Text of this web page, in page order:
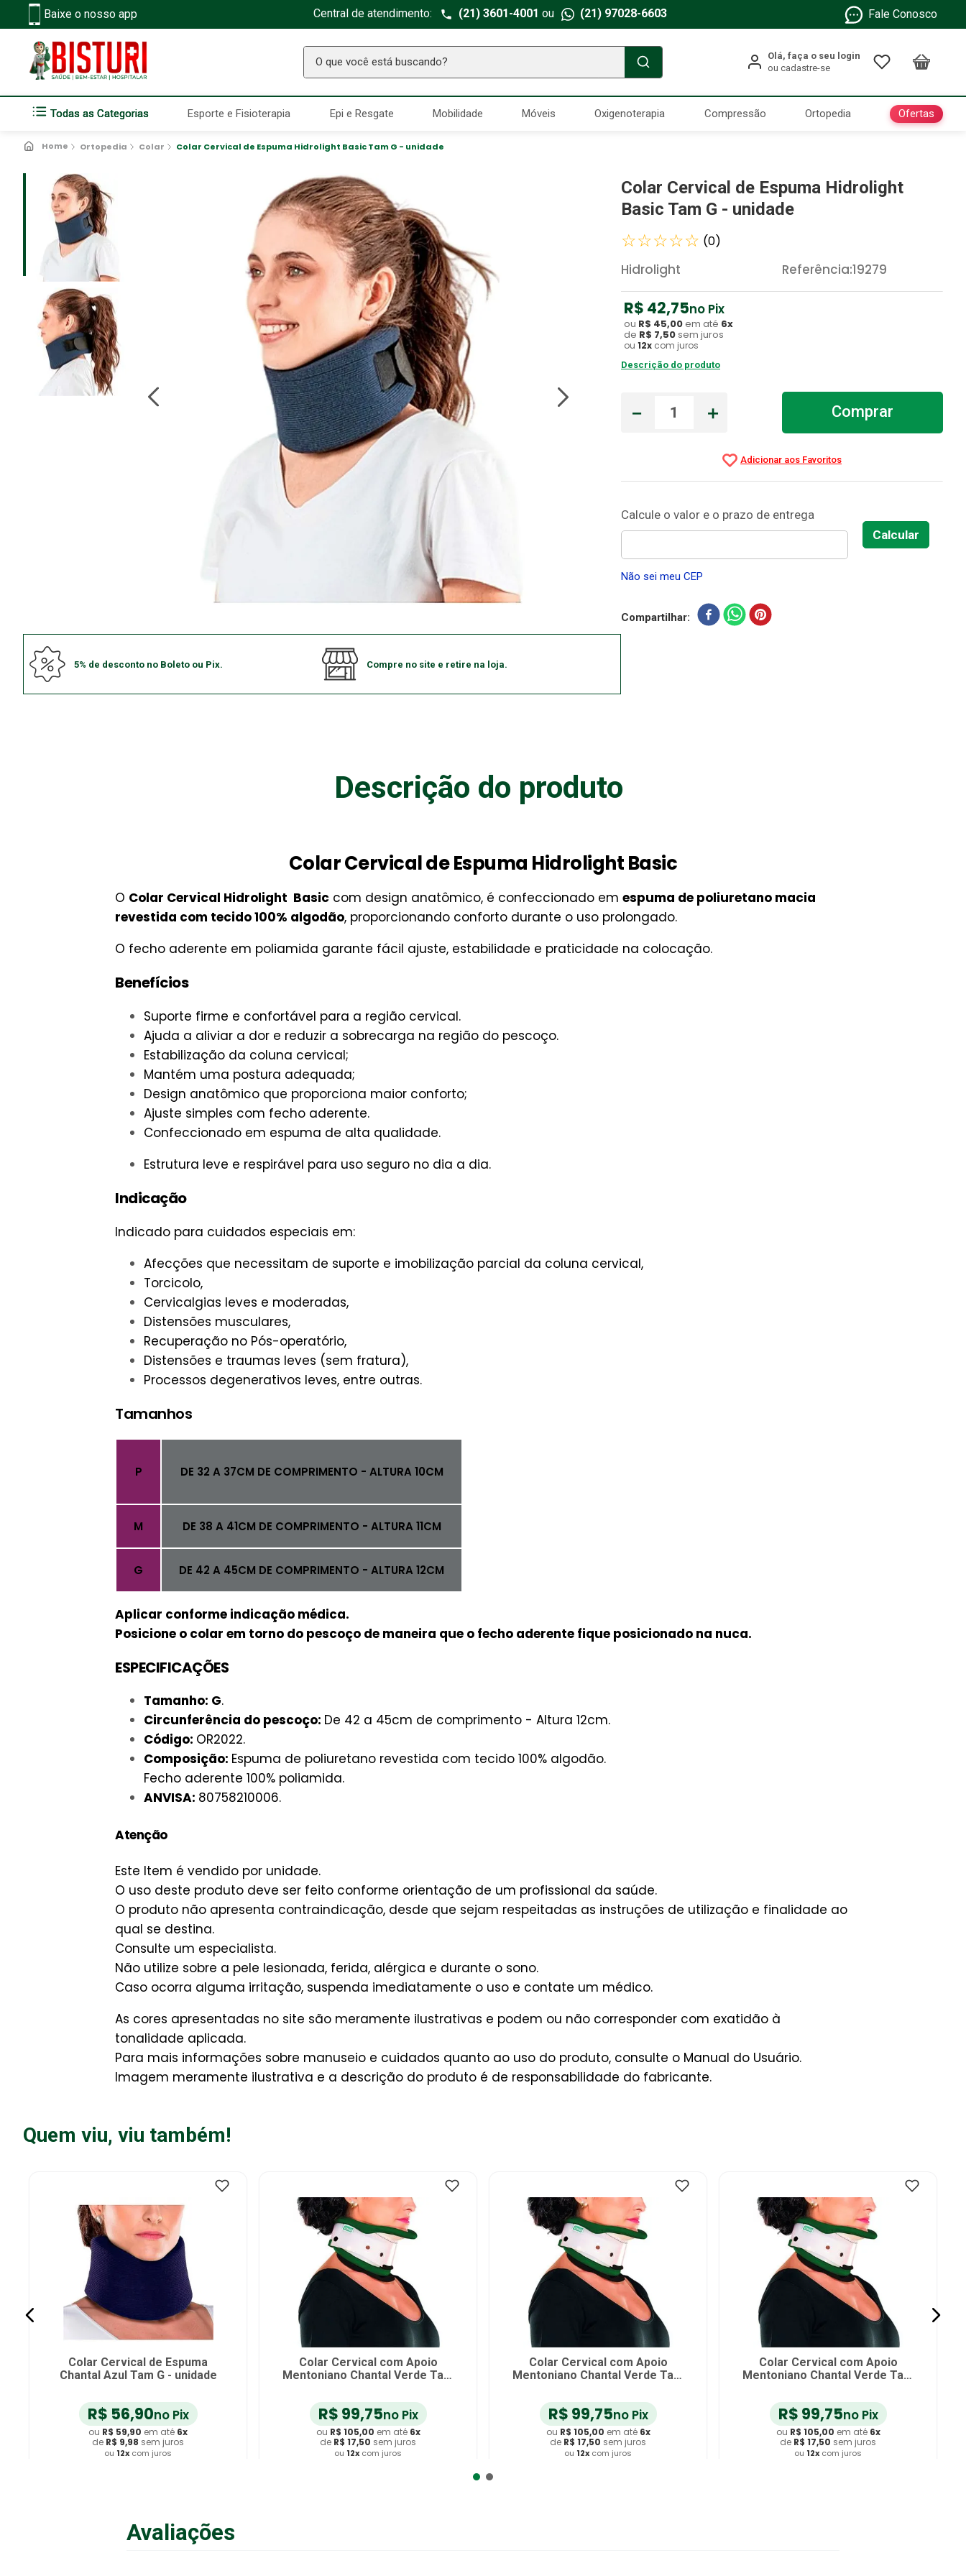
Baixe o nosso app Central de atendimento: (21) 3601-4001 ou (21) 97028-6603 Fale Conosco
O que você está buscando?
Todas as Categorias Esporte e Fisioterapia Epi e Resgate Mobilidade Móveis Oxigenoterapia Compressão Ortopedia Ofertas
Ortopedia Colar Colar Cervical de Espuma Hidrolight Basic Tam G - unidade
5% de desconto no Boleto ou Pix. Compre no site e retire na loja.
Colar Cervical de Espuma Hidrolight
Basic Tam G - unidade
☆☆☆☆☆ (0)
Hidrolight Referência:19279
R$ 42,75no Pix
ou R$ 45,00em até 6x
de R$ 7,50 sem juros
ou 12x com juros
Descrição do produto
＋
－ Comprar
Não sei meu CEP
Compartilhar
Descrição do produto
Colar Cervical de Espuma Hidrolight Basic
O Colar Cervical Hidrolight Basic com design anatômico, é confeccionado em espuma de poliuretano macia
revestida com tecido 100% algodão, proporcionando conforto durante o uso prolongado.
O fecho aderente em poliamida garante fácil ajuste, estabilidade e praticidade na colocação.
Benefícios
Suporte firme e confortável para a região cervical.
Ajuda a aliviar a dor e reduzir a sobrecarga na região do pescoço.
Estabilização da coluna cervical;
Mantém uma postura adequada;
Design anatômico que proporciona maior conforto;
Ajuste simples com fecho aderente.
Confeccionado em espuma de alta qualidade.
Estrutura leve e respirável para uso seguro no dia a dia.
Indicação
Indicado para cuidados especiais em:
Afecções que necessitam de suporte e imobilização parcial da coluna cervical,
Torcicolo,
Cervicalgias leves e moderadas,
Distensões musculares,
Recuperação no Pós-operatório,
Distensões e traumas leves (sem fratura),
Processos degenerativos leves, entre outras.
Tamanhos
P DE 32 A 37CM DE COMPRIMENTO - ALTURA 10CM
M DE 38 A 41CM DE COMPRIMENTO - ALTURA 11CM
G DE 42 A 45CM DE COMPRIMENTO - ALTURA 12CM
Aplicar conforme indicação médica.
Posicione o colar em torno do pescoço de maneira que o fecho aderente fique posicionado na nuca.
ESPECIFICAÇÕES
Tamanho: G.
Circunferência do pescoço: De 42 a 45cm de comprimento - Altura 12cm.
Código: OR2022.
Composição: Espuma de poliuretano revestida com tecido 100% algodão.
Fecho aderente 100% poliamida.
ANVISA: 80758210006.
Atenção
Este Item é vendido por unidade.
O uso deste produto deve ser feito conforme orientação de um profissional da saúde.
O produto não apresenta contraindicação, desde que sejam respeitadas as instruções de utilização e finalidade ao
qual se destina.
Consulte um especialista.
Não utilize sobre a pele lesionada, ferida, alérgica e durante o sono.
Caso ocorra alguma irritação, suspenda imediatamente o uso e contate um médico.
As cores apresentadas no site são meramente ilustrativas e podem ou não corresponder com exatidão à
tonalidade aplicada.
Para mais informações sobre manuseio e cuidados quanto ao uso do produto, consulte o Manual do Usuário.
Imagem meramente ilustrativa e a descrição do produto é de responsabilidade do fabricante.
Quem viu, viu também!
Colar Cervical de Espuma
Chantal Azul Tam G - unidade
R$ 56,90no Pix
ou R$ 59,90 em até 6x
de R$ 9,98 sem juros
ou 12x com juros
Colar Cervical com Apoio
Mentoniano Chantal Verde Tam
R$ 99,75no Pix
ou R$ 105,00 em até 6x
de R$ 17,50 sem juros
ou 12x com juros
Colar Cervical com Apoio
Mentoniano Chantal Verde Tam
R$ 99,75no Pix
ou R$ 105,00 em até 6x
de R$ 17,50 sem juros
ou 12x com juros
Colar Cervical com Apoio
Mentoniano Chantal Verde Tam
R$ 99,75no Pix
ou R$ 105,00 em até 6x
de R$ 17,50 sem juros
ou 12x com juros
Avaliações
TERMOS MAIS BUSCADOS
Seringa Insulina
2º Fralda Geriatrica
4º Estetoscopio Littmann
5 º Littmann
º Absorvente Geriatrico
7º Gaze Esteril
Aparelho Pressão
Cadeira Banho
10º Gaze